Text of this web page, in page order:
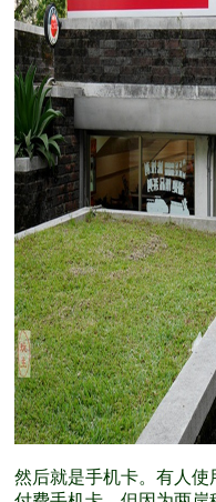
然后就是手机卡。有人